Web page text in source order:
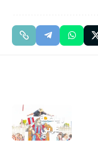
رياضة
عربي